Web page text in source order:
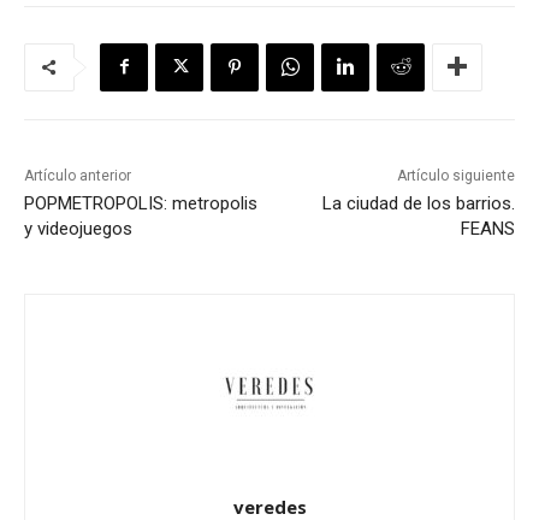
Artículo anterior
POPMETROPOLIS: metropolis
y videojuegos
Artículo siguiente
La ciudad de los barrios.
FEANS
veredes